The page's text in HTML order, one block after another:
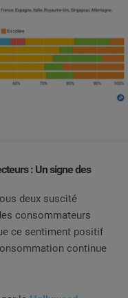
: Un signe des
deux suscité
consommateurs
ce sentiment positif
continue